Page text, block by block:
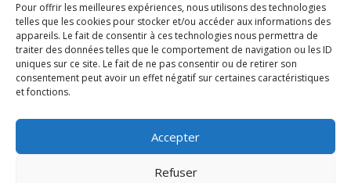
Pour offrir les meilleures expériences, nous utilisons des technologies
telles que les cookies pour stocker et/ou accéder aux informations des
appareils. Le fait de consentir à ces technologies nous permettra de
traiter des données telles que le comportement de navigation ou les ID
uniques sur ce site. Le fait de ne pas consentir ou de retirer son
consentement peut avoir un effet négatif sur certaines caractéristiques
et fonctions.
Accepter
Refuser
Contact